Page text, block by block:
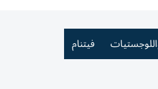
فيتنام